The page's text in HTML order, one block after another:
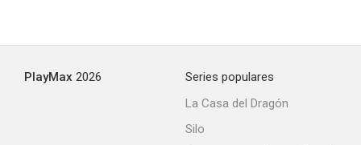
PlayMax 2026
Series populares
La Casa del Dragón
Silo